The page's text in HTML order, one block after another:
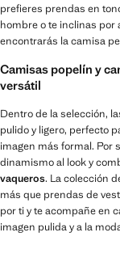
prefieres prendas en
hombre o te inclinas por
encontrarás la camisa
Camisas popelín y
versátil
Dentro de la selección,
pulido y ligero, perfecto
imagen más formal. Por
dinamismo al look y
vaqueros. La colección
más que prendas de
por ti y te acompañe en
imagen pulida y a la